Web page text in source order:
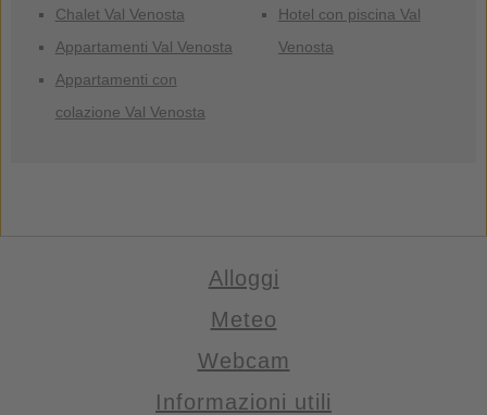
Chalet Val Venosta
Appartamenti Val Venosta
Appartamenti con
colazione Val Venosta
Hotel con piscina Val
Venosta
Alloggi
Meteo
Webcam
Informazioni utili